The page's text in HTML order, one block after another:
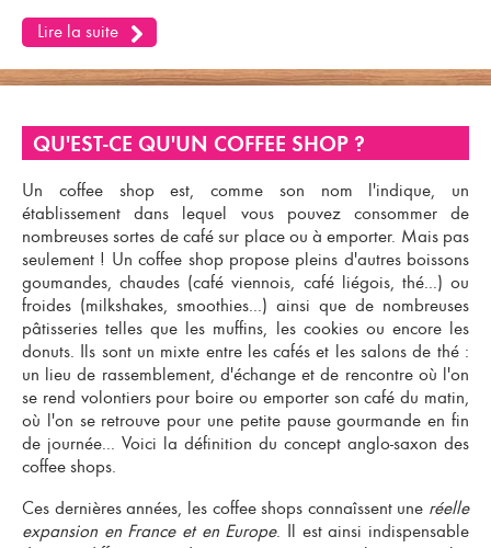
Lire la suite
QU'EST-CE QU'UN COFFEE SHOP ?
Un coffee shopest, comme son nom l'indique, un
établissement dans lequel vous pouvez consommer de
nombreuses sortes de café sur place ou à emporter. Mais pas
seulement ! Uncoffee shoppropose pleins d'autres boissons
goumandes , chaudes (café viennois, café liégois, thé...) ou
froides (milkshakes, smoothies...) ainsi que de nombreuses
pâtisseries telles que les muffins, les cookies ou encore les
donuts. Ils sont un mixte entre lescafés et lessalons de thé:
un lieu de rassemblement, d'échange et de rencontre où l'on
se rend volontiers pour boire ou emporter son café du matin,
où l'on se retrouve pour une petite pause gourmande en fin
de journée... Voici la définition du concept anglo-saxon des
coffee shops
Ces dernières années, les coffee shops connaîssent une réelle
expansion en France et en Europe. Il est ainsi indispensable